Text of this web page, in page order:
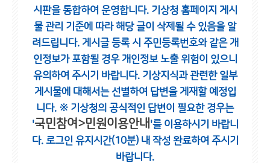
시판을 통합하여 운영합니다. 기상청 홈페이지 게시
물 관리 기준에 따라 해당 글이 삭제될 수 있음을 알
려드립니다. 게시글 등록 시 주민등록번호와 같은 개
인정보가 포함될 경우 개인정보 노출 위험이 있으니
유의하여 주시기 바랍니다. 기상지식과 관련한 일부
게시물에 대해서는 선별하여 답변을 게재할 예정입
니다. ※ 기상청의 공식적인 답변이 필요한 경우는
'국민참여>민원이용안내 '를 이용하시기 바랍니
다. 로그인 유지시간(10분) 내 작성 완료하여 주시기
바랍니다.